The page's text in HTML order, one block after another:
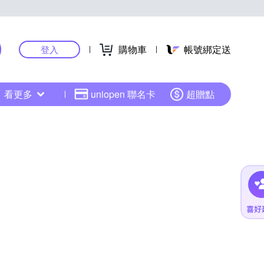
登入 購物車 帳號綁定送
看更多 uniopen 聯名卡 超贈點